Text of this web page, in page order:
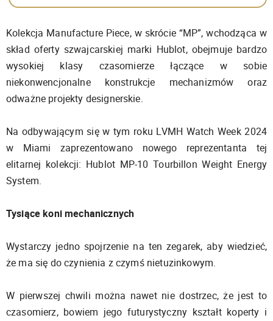
Kolekcja Manufacture Piece, w skrócie “MP”, wchodząca w
skład oferty szwajcarskiej marki Hublot, obejmuje bardzo
wysokiej klasy czasomierze łączące w sobie
niekonwencjonalne konstrukcje mechanizmów oraz
odważne projekty designerskie.
Na odbywającym się w tym roku LVMH Watch Week 2024
w Miami zaprezentowano nowego reprezentanta tej
elitarnej kolekcji: Hublot MP-10 Tourbillon Weight Energy
System.
Tysiące koni mechanicznych
Wystarczy jedno spojrzenie na ten zegarek, aby wiedzieć,
że ma się do czynienia z czymś nietuzinkowym.
W pierwszej chwili można nawet nie dostrzec, że jest to
czasomierz, bowiem jego futurystyczny kształt koperty i